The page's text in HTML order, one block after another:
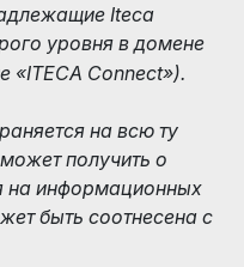
Iteca
уровня в домене
«ITECA Connect»).
на всю ту
получить о
на информационных
быть соотнесена с